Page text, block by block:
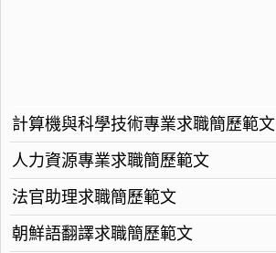
計算機與科學技術專業求職簡歷範文
人力資源專業求職簡歷範文
法官助理求職簡歷範文
朝鮮語翻譯求職簡歷範文